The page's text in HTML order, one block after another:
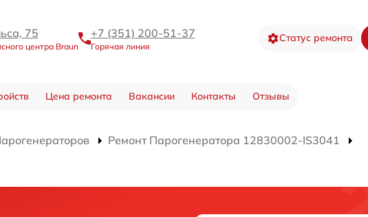
75
центра Braun
+7 (351) 200-51-37
Горячая линия
Статус ремонта
Цена ремонта Вакансии Контакты Отзывы
Ремонт Парогенератора 12830002-IS3041